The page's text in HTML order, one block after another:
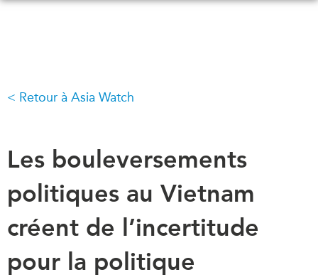
QUOI DE NEUF
CANADA-EN-ASIE
À PROPOS DE
NOUS
Qui nous sommes
Asie
Virtual
Retour à Asia Watch
Les bouleversements
politiques au Vietnam
créent de l’incertitude
pour la politique